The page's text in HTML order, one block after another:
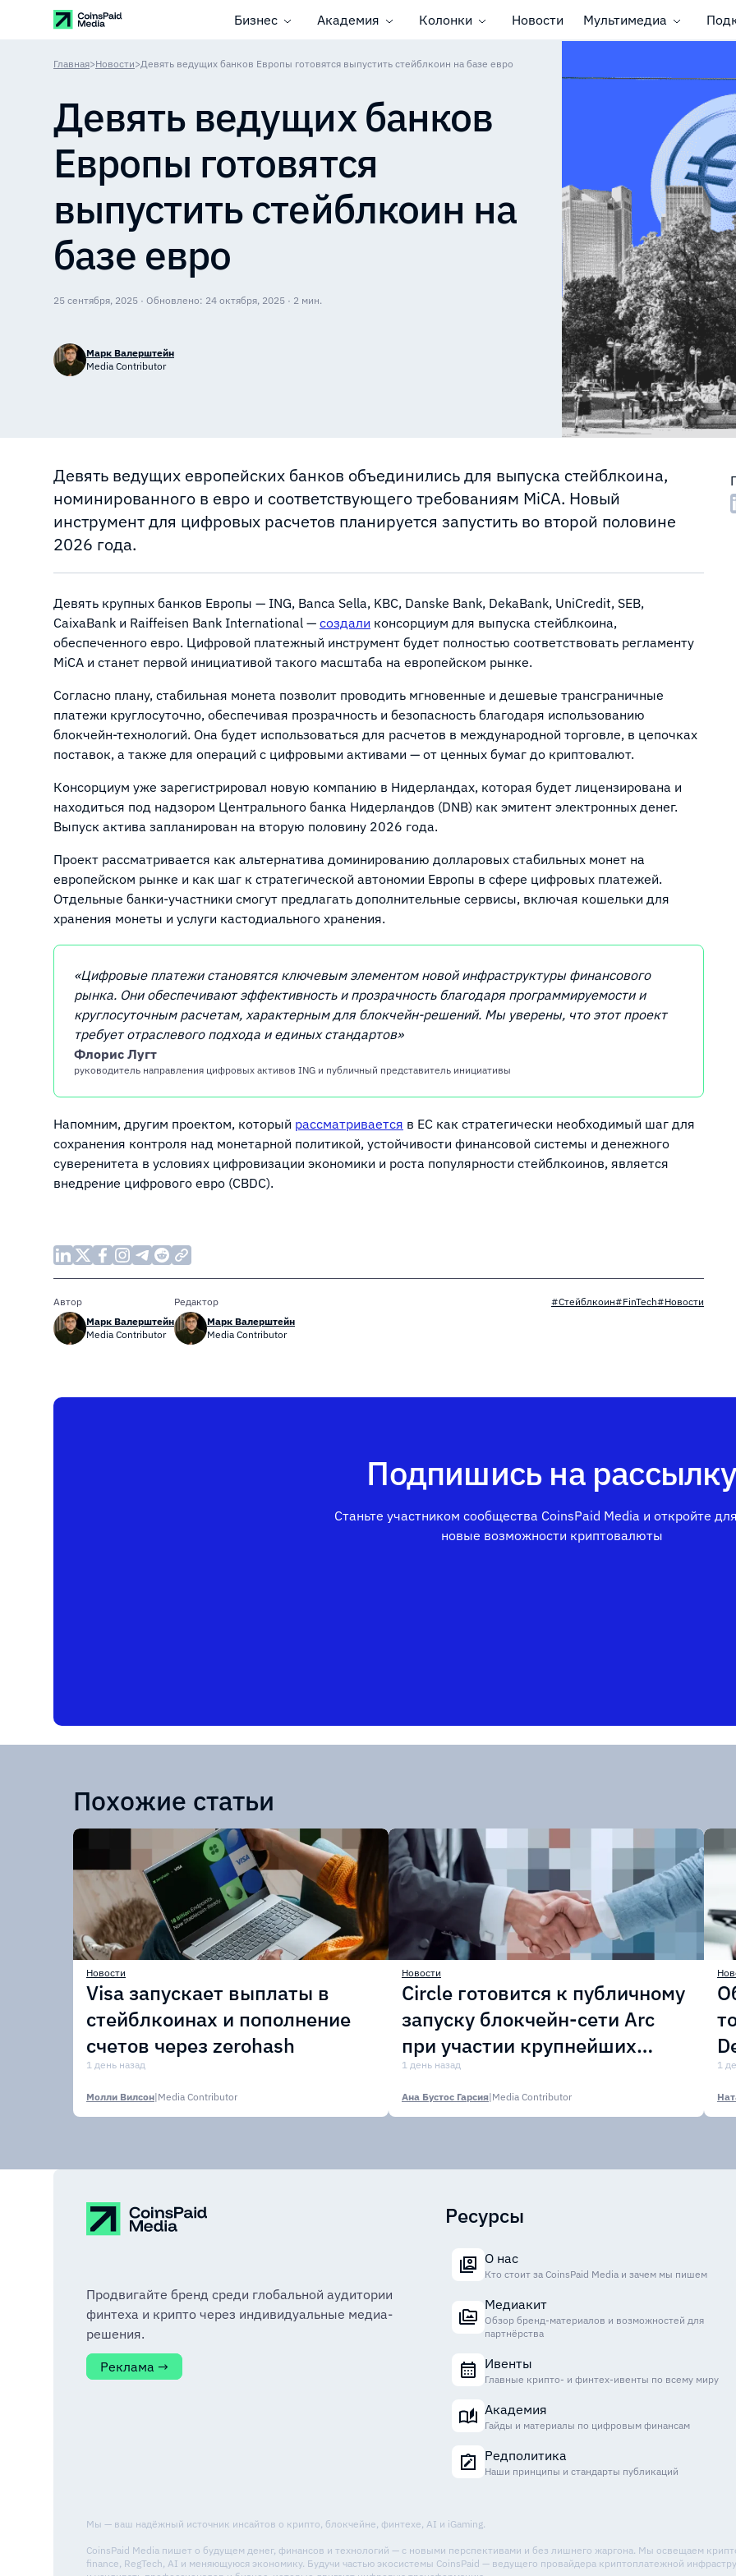
Бизнес Академия Колонки Новости Мультимедиа
Главная>Новости>Девять ведущих банков Европы готовятся выпустить стейблкоин на базе евро
Девять ведущих банков
Европы готовятся
выпустить стейблкоин на
базе евро
25 сентября, 2025 · Обновлено: 24 октября, 2025 · 2 мин.
Марк Валерштейн
Media Contributor
Девять ведущих европейских банков объединились для выпуска стейблкоина,
номинированного в евро и соответствующего требованиям MiCA. Новый
инструмент для цифровых расчетов планируется запустить во второй половине
2026 года.
Девять крупных банков Европы — ING, Banca Sella, KBC, Danske Bank, DekaBank, UniCredit, SEB,
CaixaBank и Raiffeisen Bank International — создали консорциум для выпуска стейблкоина,
обеспеченного евро. Цифровой платежный инструмент будет полностью соответствовать регламенту
MiCA и станет первой инициативой такого масштаба на европейском рынке.
Согласно плану, стабильная монета позволит проводить мгновенные и дешевые трансграничные
платежи круглосуточно, обеспечивая прозрачность и безопасность благодаря использованию
блокчейн-технологий. Она будет использоваться для расчетов в международной торговле, в цепочках
поставок, а также для операций с цифровыми активами — от ценных бумаг до криптовалют.
Консорциум уже зарегистрировал новую компанию в Нидерландах, которая будет лицензирована и
находиться под надзором Центрального банка Нидерландов (DNB) как эмитент электронных денег.
Выпуск актива запланирован на вторую половину 2026 года.
Проект рассматривается как альтернатива доминированию долларовых стабильных монет на
европейском рынке и как шаг к стратегической автономии Европы в сфере цифровых платежей.
Отдельные банки-участники смогут предлагать дополнительные сервисы, включая кошельки для
хранения монеты и услуги кастодиального хранения.
«Цифровые платежи становятся ключевым элементом новой инфраструктуры финансового
рынка. Они обеспечивают эффективность и прозрачность благодаря программируемости и
круглосуточным расчетам, характерным для блокчейн-решений. Мы уверены, что этот проект
требует отраслевого подхода и единых стандартов»
Флорис Лугт
руководитель направления цифровых активов ING и публичный представитель инициативы
Напомним, другим проектом, который рассматривается в ЕС как стратегически необходимый шаг для
сохранения контроля над монетарной политикой, устойчивости финансовой системы и денежного
суверенитета в условиях цифровизации экономики и роста популярности стейблкоинов, является
внедрение цифрового евро (CBDC).
Автор
Марк Валерштейн
Media Contributor
Редактор
Марк Валерштейн
Media Contributor
#Стейблкоин#FinTech#Новости
Подпишись на рассылку
Станьте участником сообщества CoinsPaid Media и откройте
новые возможности криптовалюты
Похожие статьи
Новости
Visa запускает выплаты в
стейблкоинах и пополнение
счетов через zerohash
1 день назад
Молли Вилсон|Media Contributor
Новости
Circle готовится к публичному
запуску блокчейн-сети Arc
при участии крупнейших
финансовых организаций
1 день назад
Ана Бустос Гарсия|Media Contributor
1
Продвигайте бренд среди глобальной аудитории
финтеха и крипто через индивидуальные медиа-
решения.
Реклама →
Ресурсы
О нас
Кто стоит за CoinsPaid Media и зачем мы пишем
Медиакит
Обзор бренд-материалов и возможностей для
партнёрства
Ивенты
Главные крипто- и финтех-ивенты по всему миру
Академия
Гайды и материалы по цифровым финансам
Редполитика
Наши принципы и стандарты публикаций
Мы — ваш надёжный источник инсайтов о крипто, блокчейне, финтехе, AI и iGaming.
CoinsPaid Media пишет о будущем денег, финансов и технологий — с новыми перспективами и без лишнего жаргона. Мы освещаем
finance, RegTech, AI и меняющуюся экономику. Будучи частью экосистемы CoinsPaid — ведущего провайдера криптоплатежной